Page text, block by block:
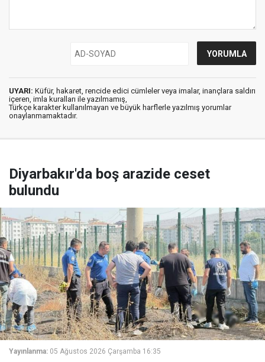
UYARI: Küfür, hakaret, rencide edici cümleler veya imalar, inançlara saldırı
içeren, imla kuralları ile yazılmamış,
Türkçe karakter kullanılmayan ve büyük harflerle yazılmış yorumlar
onaylanmamaktadır.
Diyarbakır'da boş arazide ceset
bulundu
Yayınlanma: 05 Ağustos 2026 Çarşamba 16:35